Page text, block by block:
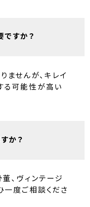
すか？
ませんが、キレイ
る可能性が高い
か？
、ヴィンテージ
一度ご相談くださ